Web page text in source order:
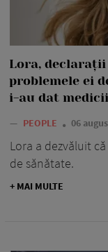
Lora,
problemele ei
i-au dat medicii
— PEOPLE 06
Lora a dezvăluit
de sănătate.
+ MAI MULTE